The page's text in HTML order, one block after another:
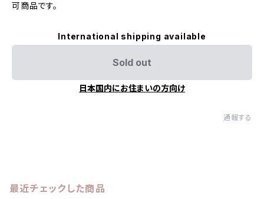
可商品です。
International shipping available
Sold out
日本国内にお住まいの方向け
通報する
最近チェックした商品